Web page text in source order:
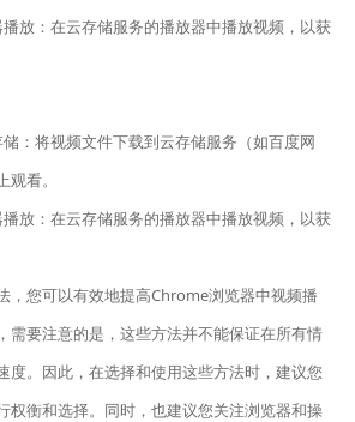
放：在云存储服务的播放器中播放视频，以获
：将视频文件下载到云存储服务（如百度网
看。
放：在云存储服务的播放器中播放视频，以获
，您可以有效地提高Chrome浏览器中视频播
需要注意的是，这些方法并不能保证在所有情
度。因此，在选择和使用这些方法时，建议您
权衡和选择。同时，也建议您关注浏览器和操